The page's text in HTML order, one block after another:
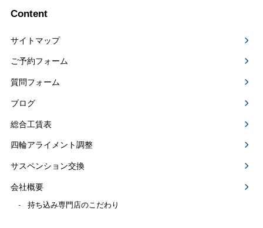
Content
サイトマップ
ご予約フォーム
質問フォーム
ブログ
総合工賃表
四輪アライメント調整
サスペンション交換
会社概要
持ち込み専門店のこだわり